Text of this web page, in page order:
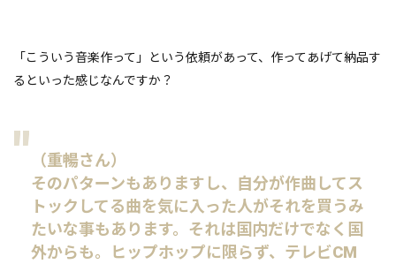
「こういう音楽作って」という依頼があって、作ってあげて納品す
るといった感じなんですか？
（重暢さん）
そのパターンもありますし、自分が作曲してス
トックしてる曲を気に入った人がそれを買うみ
たいな事もあります。それは国内だけでなく国
外からも。ヒップホップに限らず、テレビCM